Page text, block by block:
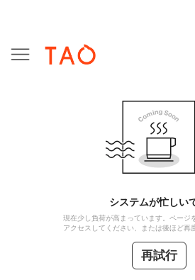
システムが忙しい
現在少し負荷が高まっています。ページ
アクセスしてください、または後ほど再
再試行